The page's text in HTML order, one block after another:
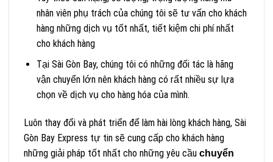
nhân viên phụ trách của chúng tôi sẽ tư vấn cho khách
hàng những dịch vụ tốt nhất, tiết kiệm chi phí nhất
cho khách hàng
Tại Sài Gòn Bay, chúng tôi có những đối tác là hãng
vận chuyển lớn nên khách hàng có rất nhiều sự lựa
chọn về dịch vụ cho hàng hóa của mình.
Luôn thay đổi và phát triển để làm hài lòng khách hàng, Sài
Gòn Bay Express tự tin sẽ cung cấp cho khách hàng
những giải pháp tốt nhất cho những yêu cầu chuyển